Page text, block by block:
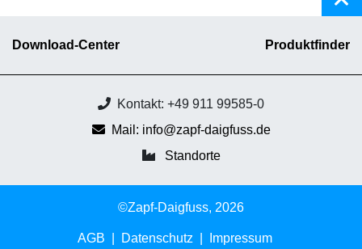
Download-Center Produktfinder
Kontakt: +49 911 99585-0
Mail: info@zapf-daigfuss.de
Standorte
©Zapf-Daigfuss, 2026
AGB Datenschutz Impressum